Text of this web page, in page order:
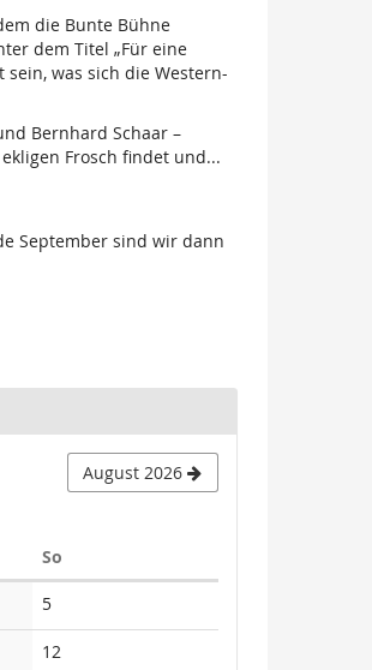
die Bunte Bühne
dem Titel „Für eine
was sich die Western-
Bernhard Schaar –
Frosch findet und...
September sind wir dann
August 2026
So
5Keine
Veranstaltungen
12